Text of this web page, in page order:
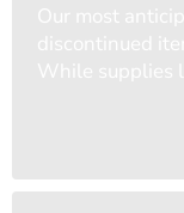
Our most
discontinued
While supplies